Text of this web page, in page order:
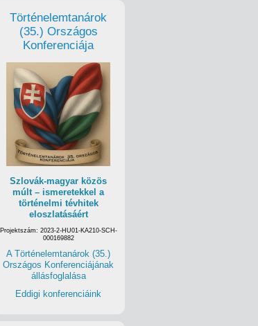
Történelemtanárok
(35.) Országos
Konferenciája
Szlovák-magyar közös
múlt – ismeretekkel a
történelmi tévhitek
eloszlatásáért
Projektszám: 2023-2-HU01-KA210-SCH-
000169882
A Történelemtanárok (35.)
Országos Konferenciájának
állásfoglalása
Eddigi konferenciáink